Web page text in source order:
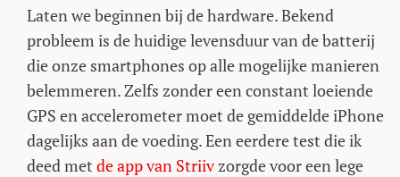
Laten we beginnen bij de hardware. Bekend
probleem is de huidige levensduur van de batterij
die onze smartphones op alle mogelijke manieren
belemmeren. Zelfs zonder een constant loeiende
GPS en accelerometer moet de gemiddelde iPhone
dagelijks aan de voeding. Een eerdere test die ik
deed met de app van Striivzorgde voor een lege